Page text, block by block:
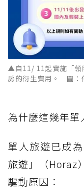
▲自11/ 11起實施「領
房的衍生費用。 圖：
為什麼這幾年單
單人旅遊已成
旅遊」（Horaz
驅動原因：